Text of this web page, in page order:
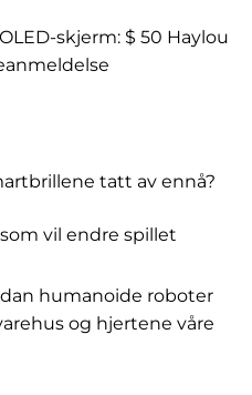
skjerm: $ 50 Haylou
tatt av ennå?
vil endre spillet
humanoide roboter
og hjertene våre